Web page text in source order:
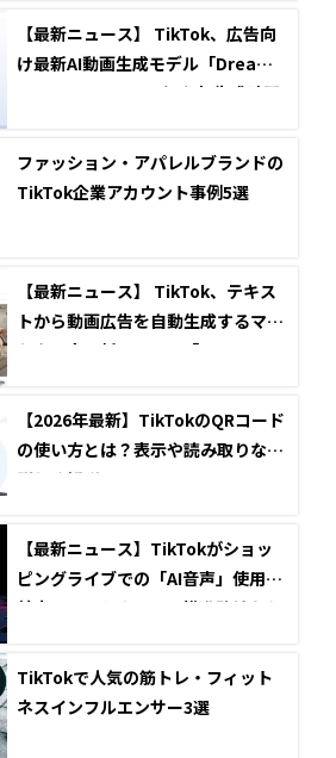
【最新ニュース】 TikTok、広告向
け最新AI動画生成モデル「Dreamin
a Seedance 2.5」を発表 生成時間
ファッション・アパレルブランドの
TikTok企業アカウント事例5選
【最新ニュース】 TikTok、テキス
トから動画広告を自動生成するマー
ケター向け新AIツール「Symphony
【2026年最新】TikTokのQRコード
の使い方とは？表示や読み取りなど
詳しく解説
【最新ニュース】TikTokがショッ
ピングライブでの「AI音声」使用を
禁止へ！これまでのAI推進路線から
TikTokで人気の筋トレ・フィット
ネスインフルエンサー3選